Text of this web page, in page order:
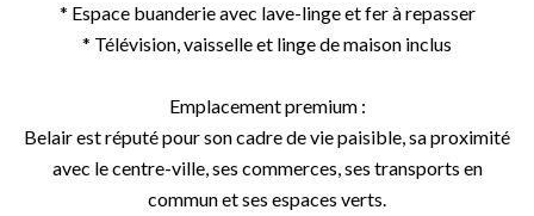
* Espace buanderie avec lave-linge et fer à repasser
* Télévision, vaisselle et linge de maison inclus
Emplacement premium :
Belair est réputé pour son cadre de vie paisible, sa proximité
avec le centre-ville, ses commerces, ses transports en
commun et ses espaces verts.